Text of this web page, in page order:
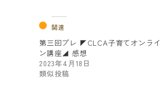
関連
第三回プレ ◤CLCA子育てオンライ
ン講座◢ 感想
2023年4月18日
類似投稿